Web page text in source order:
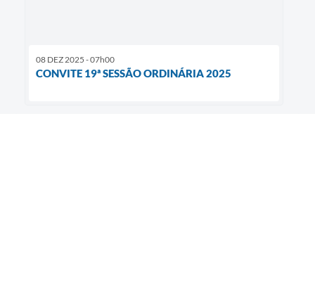
08 DEZ 2025 - 07h00
CONVITE 19ª SESSÃO ORDINÁRIA 2025